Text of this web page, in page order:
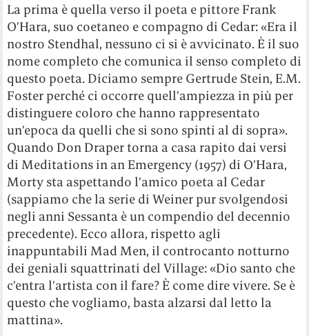
La prima è quella verso il poeta e pittore Frank
O’Hara, suo coetaneo e compagno di Cedar: «Era il
nostro Stendhal, nessuno ci si è avvicinato. È il suo
nome completo che comunica il senso completo di
questo poeta. Diciamo sempre Gertrude Stein, E.M.
Foster perché ci occorre quell’ampiezza in più per
distinguere coloro che hanno rappresentato
un’epoca da quelli che si sono spinti al di sopra».
Quando Don Draper torna a casa rapito dai versi
di Meditations in an Emergency (1957) di O’Hara,
Morty sta aspettando l’amico poeta al Cedar
(sappiamo che la serie di Weiner pur svolgendosi
negli anni Sessanta è un compendio del decennio
precedente). Ecco allora, rispetto agli
inappuntabili Mad Men, il controcanto notturno
dei geniali squattrinati del Village: «Dio santo che
c’entra l’artista con il fare? È come dire vivere. Se è
questo che vogliamo, basta alzarsi dal letto la
mattina».